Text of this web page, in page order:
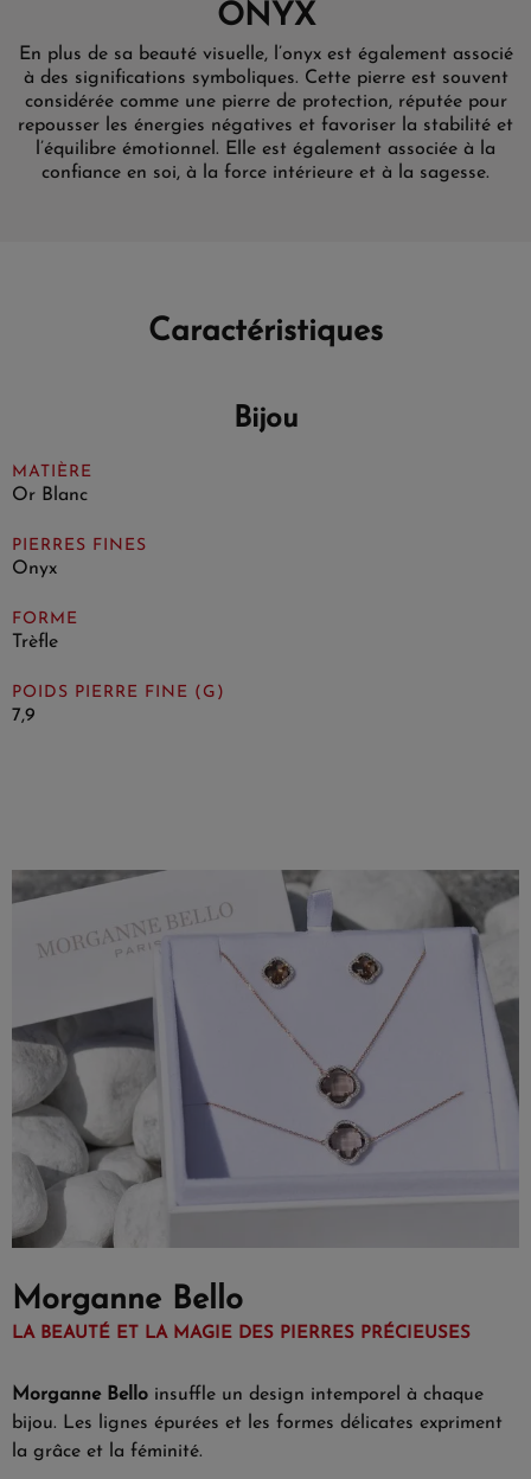
ONYX
En plus de sa beauté visuelle, l’onyx est également associé
à des significations symboliques. Cette pierre est souvent
considérée comme une pierre de protection, réputée pour
repousser les énergies négatives et favoriser la stabilité et
l’équilibre émotionnel. Elle est également associée à la
confiance en soi, à la force intérieure et à la sagesse.
Caractéristiques
Bijou
MATIÈRE
Or Blanc
PIERRES FINES
Onyx
FORME
Trèfle
POIDS PIERRE FINE (G)
7,9
Morganne Bello
LA BEAUTÉ ET LA MAGIE DES PIERRES PRÉCIEUSES
Morganne Bello insuffle un design intemporel à chaque
bijou. Les lignes épurées et les formes délicates expriment
la grâce et la féminité.